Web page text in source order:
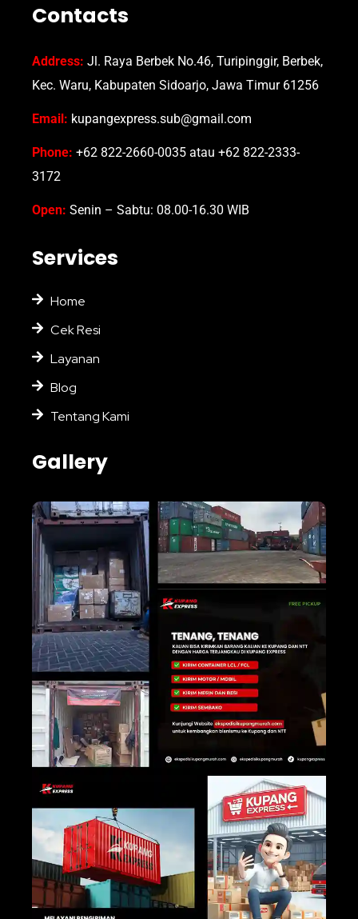
Contacts
Address: Jl. Raya Berbek No.46, Turipinggir, Berbek,
Kec. Waru, Kabupaten Sidoarjo, Jawa Timur 61256
Email: kupangexpress.sub@gmail.com
Phone: +62 822-2660-0035 atau +62 822-2333-
3172
Open: Senin – Sabtu: 08.00-16.30 WIB
Services
Home
Cek Resi
Layanan
Blog
Tentang Kami
Gallery